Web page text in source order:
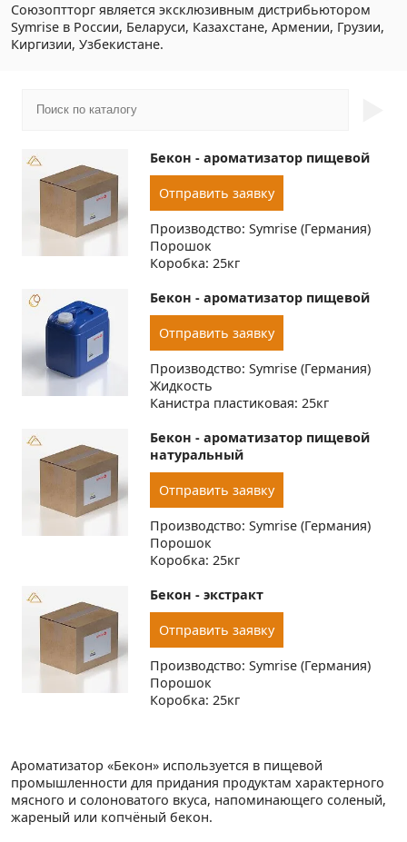
Союзоптторг является эксклюзивным дистрибьютором
Symrise в России, Беларуси, Казахстане, Армении, Грузии,
Киргизии, Узбекистане.
Бекон - ароматизатор пищевой
Отправить заявку
Производство: Symrise (Германия)
Порошок
Коробка: 25кг
Бекон - ароматизатор пищевой
Отправить заявку
Производство: Symrise (Германия)
Жидкость
Канистра пластиковая: 25кг
Бекон - ароматизатор пищевой
натуральный
Отправить заявку
Производство: Symrise (Германия)
Порошок
Коробка: 25кг
Бекон - экстракт
Отправить заявку
Производство: Symrise (Германия)
Порошок
Коробка: 25кг
Ароматизатор «Бекон» используется в пищевой
промышленности для придания продуктам характерного
мясного и солоноватого вкуса, напоминающего соленый,
жареный или копчёный бекон.